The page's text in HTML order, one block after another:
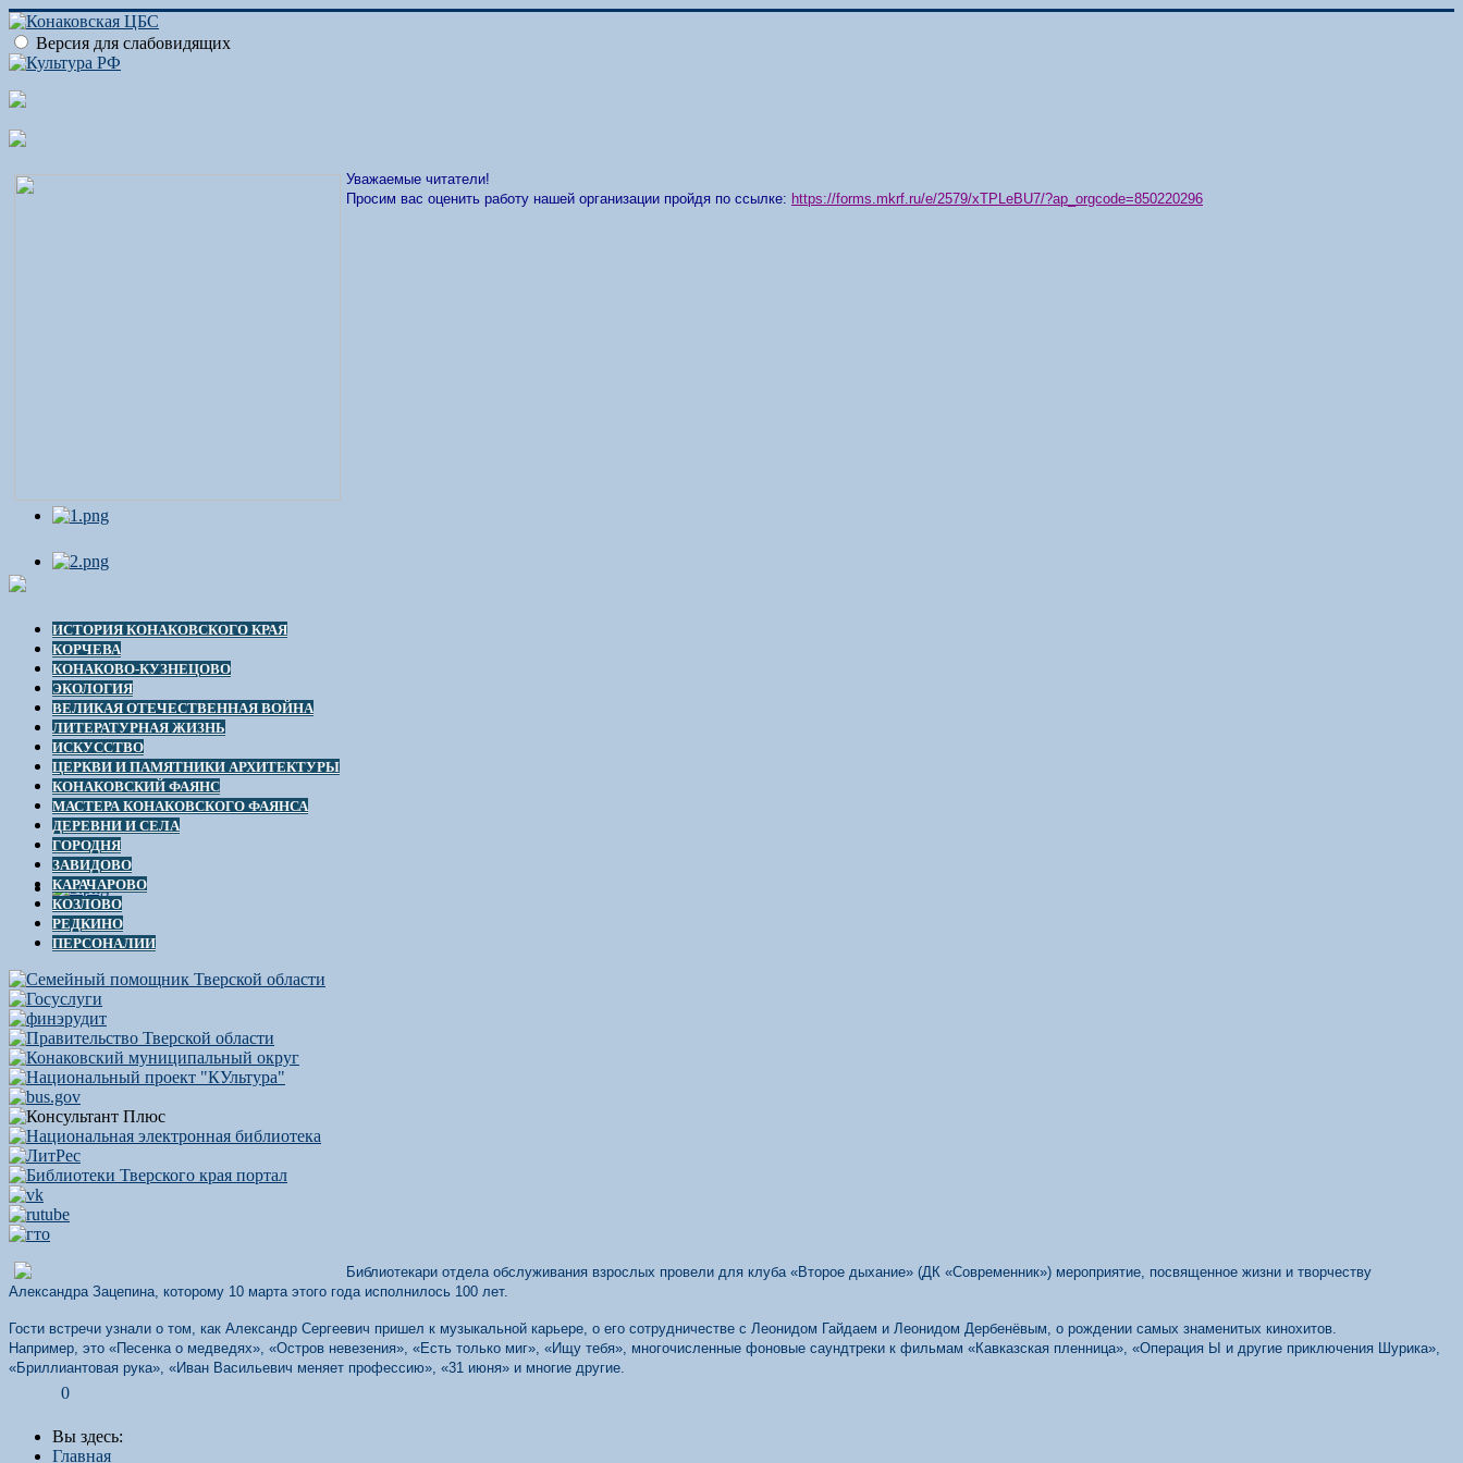
Версия для слабовидящих
Уважаемые читатели!
Просим вас оценить работу нашей организации пройдя по ссылке: https://forms.mkrf.ru/e/2579/xTPLeBU7/?ap_orgcode=850220296
ИСТОРИЯ КОНАКОВСКОГО КРАЯ
КОРЧЕВА
КОНАКОВО-КУЗНЕЦОВО
ЭКОЛОГИЯ
ВЕЛИКАЯ ОТЕЧЕСТВЕННАЯ ВОЙНА
ЛИТЕРАТУРНАЯ ЖИЗНЬ
ИСКУССТВО
ЦЕРКВИ И ПАМЯТНИКИ АРХИТЕКТУРЫ
КОНАКОВСКИЙ ФАЯНС
МАСТЕРА КОНАКОВСКОГО ФАЯНСА
ДЕРЕВНИ И СЕЛА
ГОРОДНЯ
ЗАВИДОВО
КАРАЧАРОВО
КОЗЛОВО
РЕДКИНО
ПЕРСОНАЛИИ
Библиотекари отдела обслуживания взрослых провели для клуба «Второе дыхание» (ДК «Современник») мероприятие, посвященное жизни и творчеству
Александра Зацепина, которому 10 марта этого года исполнилось 100 лет.
Гости встречи узнали о том, как Александр Сергеевич пришел к музыкальной карьере, о его сотрудничестве с Леонидом Гайдаем и Леонидом Дербенёвым, о рождении самых знаменитых кинохитов.
Например, это «Песенка о медведях», «Остров невезения», «Есть только миг», «Ищу тебя», многочисленные фоновые саундтреки к фильмам «Кавказская пленница», «Операция Ы и другие приключения Шурика»,
«Бриллиантовая рука», «Иван Васильевич меняет профессию», «31 июня» и многие другие.
0
Вы здесь:
Главная